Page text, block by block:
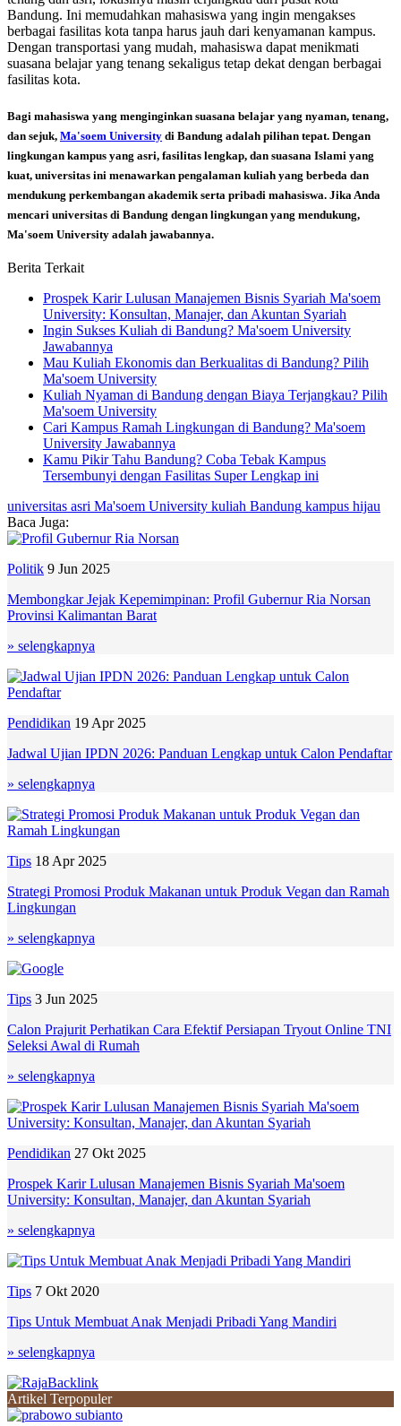
Bandung. Ini memudahkan mahasiswa yang ingin mengakses
berbagai fasilitas kota tanpa harus jauh dari kenyamanan kampus.
Dengan transportasi yang mudah, mahasiswa dapat menikmati
suasana belajar yang tenang sekaligus tetap dekat dengan berbagai
fasilitas kota.
Bagi mahasiswa yang menginginkan suasana belajar yang nyaman, tenang,
dan sejuk, Ma'soem University di Bandung adalah pilihan tepat. Dengan
lingkungan kampus yang asri, fasilitas lengkap, dan suasana Islami yang
kuat, universitas ini menawarkan pengalaman kuliah yang berbeda dan
mendukung perkembangan akademik serta pribadi mahasiswa. Jika Anda
mencari universitas di Bandung dengan lingkungan yang mendukung,
Ma'soem University adalah jawabannya.
Berita Terkait
Prospek Karir Lulusan Manajemen Bisnis Syariah Ma'soem
University: Konsultan, Manajer, dan Akuntan Syariah
Ingin Sukses Kuliah di Bandung? Ma'soem University
Jawabannya
Mau Kuliah Ekonomis dan Berkualitas di Bandung? Pilih
Ma'soem University
Kuliah Nyaman di Bandung dengan Biaya Terjangkau? Pilih
Ma'soem University
Cari Kampus Ramah Lingkungan di Bandung? Ma'soem
University Jawabannya
Kamu Pikir Tahu Bandung? Coba Tebak Kampus
Tersembunyi dengan Fasilitas Super Lengkap ini
universitas asri Ma'soem University kuliah Bandung kampus hijau
Baca Juga:
Politik 9 Jun 2025
Membongkar Jejak Kepemimpinan: Profil Gubernur Ria Norsan
Provinsi Kalimantan Barat
» selengkapnya
Pendidikan 19 Apr 2025
Jadwal Ujian IPDN 2026: Panduan Lengkap untuk Calon Pendaftar
» selengkapnya
Tips 18 Apr 2025
Strategi Promosi Produk Makanan untuk Produk Vegan dan Ramah
Lingkungan
» selengkapnya
Tips 3 Jun 2025
Calon Prajurit Perhatikan Cara Efektif Persiapan Tryout Online TNI
Seleksi Awal di Rumah
» selengkapnya
Pendidikan 27 Okt 2025
Prospek Karir Lulusan Manajemen Bisnis Syariah Ma'soem
University: Konsultan, Manajer, dan Akuntan Syariah
» selengkapnya
Tips 7 Okt 2020
Tips Untuk Membuat Anak Menjadi Pribadi Yang Mandiri
» selengkapnya
Artikel Terpopuler